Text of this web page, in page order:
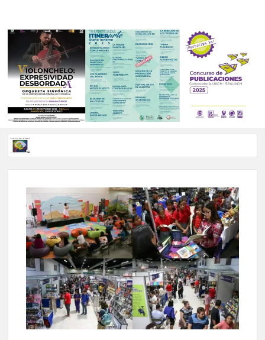
Voces de Papel Parral, edición especial Coyame del Sotol
Voces de papel Parral edición Carlos Montemayor #35
A 18 años de su partida, Teatro Bárbaro rinde homenaje a
Víctor Hugo Rascón Banda con Voces en el umbral
Invitan a participar en “Convocatoria UACH-SPAUACH
2026” para publicar textos académicos con sello editorial.